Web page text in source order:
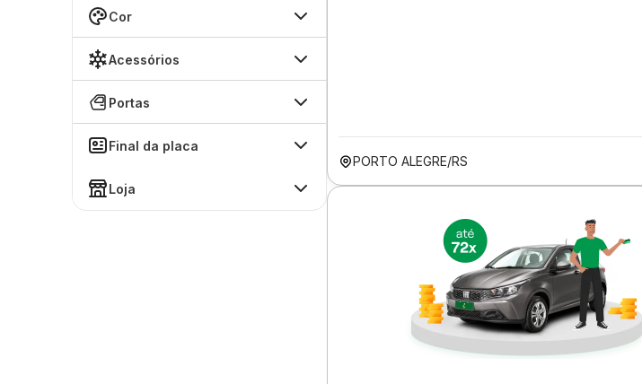
Cor
Acessórios
Portas
Final da placa
Loja
PORTO ALEGRE/RS